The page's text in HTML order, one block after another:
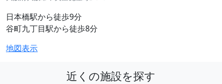
日本橋駅から徒歩9分
谷町九丁目駅から徒歩8分
地図表示
近くの施設を探す